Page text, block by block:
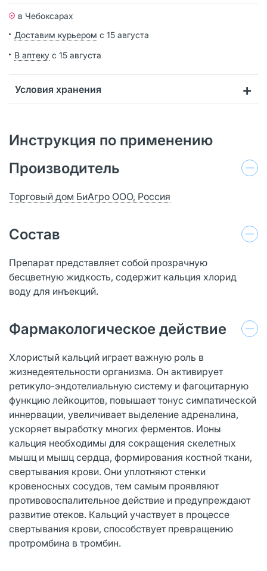
в Чебоксарах
Доставим курьером с 15 августа
В аптеку с 15 августа
Условия хранения
Инструкция по применению
Производитель
Торговый дом БиАгро ООО, Россия
Состав
Препарат представляет собой прозрачную
бесцветную жидкость, содержит кальция хлорид
воду для инъекций.
Фармакологическое действие
Хлористый кальций играет важную роль в
жизнедеятельности организма. Он активирует
ретикуло-эндотелиальную систему и фагоцитарную
функцию лейкоцитов, повышает тонус симпатической
иннервации, увеличивает выделение адреналина,
ускоряет выработку многих ферментов. Ионы
кальция необходимы для сокращения скелетных
мышц и мышц сердца, формирования костной ткани,
свертывания крови. Они уплотняют стенки
кровеносных сосудов, тем самым проявляют
противовоспалительное действие и предупреждают
развитие отеков. Кальций участвует в процессе
свертывания крови, способствует превращению
протромбина в тромбин.